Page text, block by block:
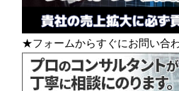
★フォームからすぐにお問い合